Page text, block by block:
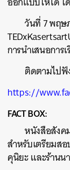
วันที่ 7 พฤ
การนำเสนอการ
ติดตามไป
https://
FACT BOX:
หนังสือสังค
สำหรับเตรียมส
คุนิยะ และร้านน